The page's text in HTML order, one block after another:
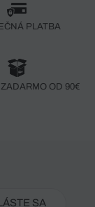
PLATBA
OD 90€
SA